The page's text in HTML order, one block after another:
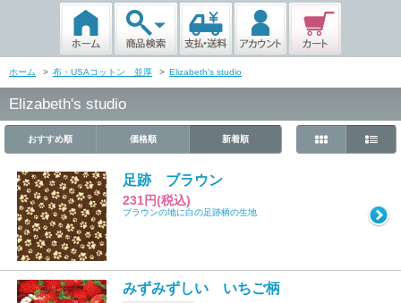
ホーム > 布・USAコットン 並厚 > Elizabeth's studio
Elizabeth's studio
おすすめ順 価格順 新着順
足跡 ブラウン
231円(税込)
ブラウンの地に白の足跡柄の生地
みずみずしい いちご柄